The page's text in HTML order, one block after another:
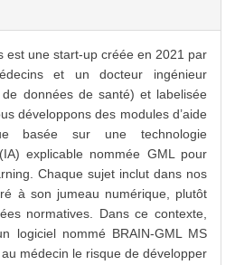
est une start-up créée en 2021 par
et un docteur ingénieur
données de santé) et labelisée
développons des modules d’aide
basée sur une technologie
explicable nommée GML pour
Chaque sujet inclut dans nos
à son jumeau numérique, plutôt
normatives. Dans ce contexte,
logiciel nommé BRAIN-GML MS
médecin le risque de développer